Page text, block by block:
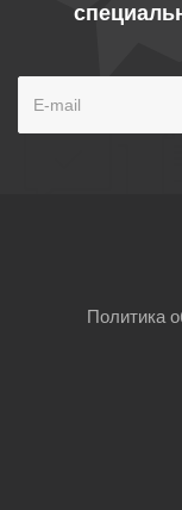
Политика